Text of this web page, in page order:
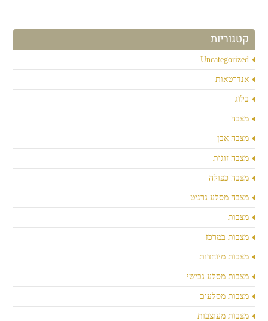
קטגוריות
Uncategorized
אנדרטאות
בלוג
מצבה
מצבה אבן
מצבה זוגית
מצבה כפולה
מצבה מסלע גרניט
מצבות
מצבות במרכז
מצבות מיוחדות
מצבות מסלע גבישי
מצבות מסלעים
מצבות מעוצבות